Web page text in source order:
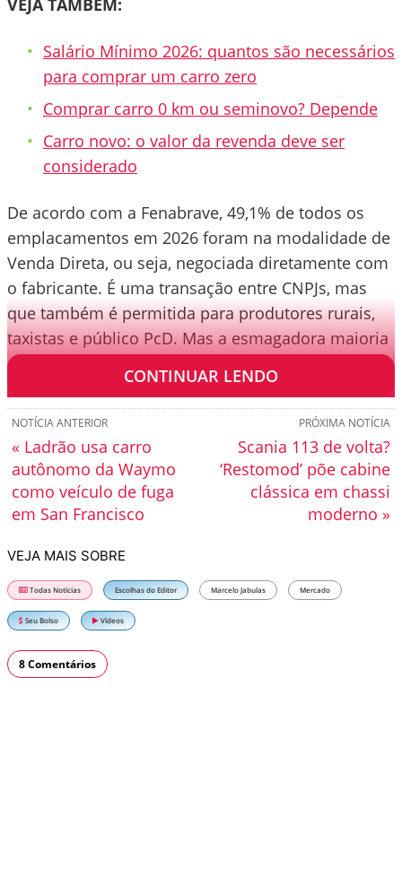
VEJA TAMBÉM:
Salário Mínimo 2026: quantos são necessários
para comprar um carro zero
Comprar carro 0 km ou seminovo? Depende
Carro novo: o valor da revenda deve ser
considerado
De acordo com a Fenabrave, 49,1% de todos os
emplacamentos em 2026 foram na modalidade de
Venda Direta, ou seja, negociada diretamente com
o fabricante. É uma transação entre CNPJs, mas
que também é permitida para produtores rurais,
taxistas e público PcD. Mas a esmagadora maioria
das vendas é para frotistas e locadoras.
CONTINUAR LENDO
PRÓXIMA NOTÍCIA
Scania 113 de volta?
‘Restomod’ põe cabine
clássica em chassi
moderno »
NOTÍCIA ANTERIOR
« Ladrão usa carro
autônomo da Waymo
como veículo de fuga
em San Francisco
VEJA MAIS SOBRE
Todas Notícias Escolhas do Editor Marcelo Jabulas Mercado
Seu Bolso Vídeos
8 Comentários